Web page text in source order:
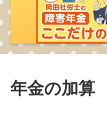
年金の加算